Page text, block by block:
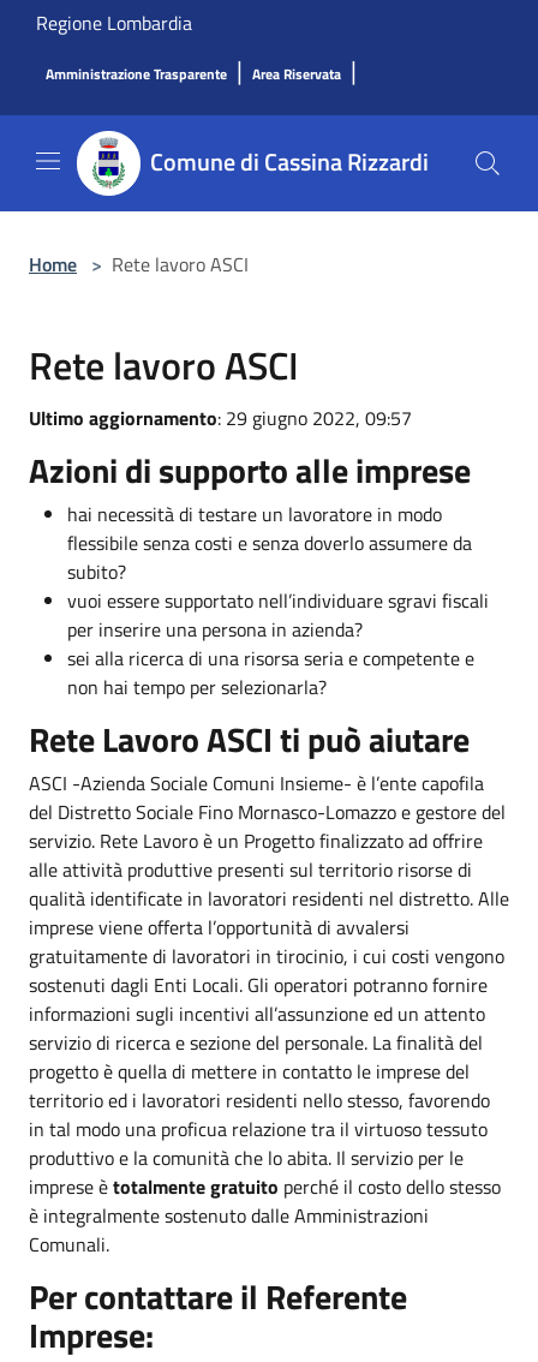
Salta al contenuto principale
Regione Lombardia
Amministrazione Trasparente | Area Riservata |
Comune di Cassina Rizzardi
Home > Rete lavoro ASCI
Rete lavoro ASCI
Ultimo aggiornamento: 29 giugno 2022, 09:57
Azioni di supporto alle imprese
hai necessità di testare un lavoratore in modo
flessibile senza costi e senza doverlo assumere da
subito?
vuoi essere supportato nell’individuare sgravi fiscali
per inserire una persona in azienda?
sei alla ricerca di una risorsa seria e competente e
non hai tempo per selezionarla?
Rete Lavoro ASCI ti può aiutare
ASCI -Azienda Sociale Comuni Insieme- è l’ente capofila
del Distretto Sociale Fino Mornasco-Lomazzo e gestore del
servizio. Rete Lavoro è un Progetto finalizzato ad offrire
alle attività produttive presenti sul territorio risorse di
qualità identificate in lavoratori residenti nel distretto. Alle
imprese viene offerta l’opportunità di avvalersi
gratuitamente di lavoratori in tirocinio, i cui costi vengono
sostenuti dagli Enti Locali. Gli operatori potranno fornire
informazioni sugli incentivi all’assunzione ed un attento
servizio di ricerca e sezione del personale. La finalità del
progetto è quella di mettere in contatto le imprese del
territorio ed i lavoratori residenti nello stesso, favorendo
in tal modo una proficua relazione tra il virtuoso tessuto
produttivo e la comunità che lo abita. Il servizio per le
imprese ètotalmente gratuito perché il costo dello stesso
è integralmente sostenuto dalle Amministrazioni
Comunali.
Per contattare il Referente
Imprese: